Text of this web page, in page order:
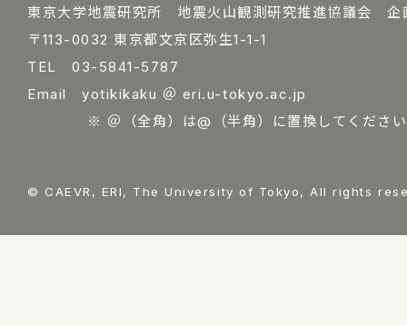
東京大学地震研究所 地震火山観測研究推進協議会 企
〒113-0032 東京都文京区弥生1-1-1
TEL 03-5841-5787
Email yotikikaku ＠ eri.u-tokyo.ac.jp
※ ＠（全角）は@（半角）に置換してくださ
© CAEVR, ERI, The University of Tokyo, All rights